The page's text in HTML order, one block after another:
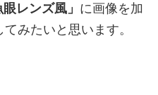
レンズ風」 に画像を加
みたいと思います。